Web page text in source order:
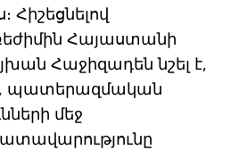
Հիշեցնելով
Հայաստանի
Հաջիզադեն նշել է,
պատերազմական
մեջ